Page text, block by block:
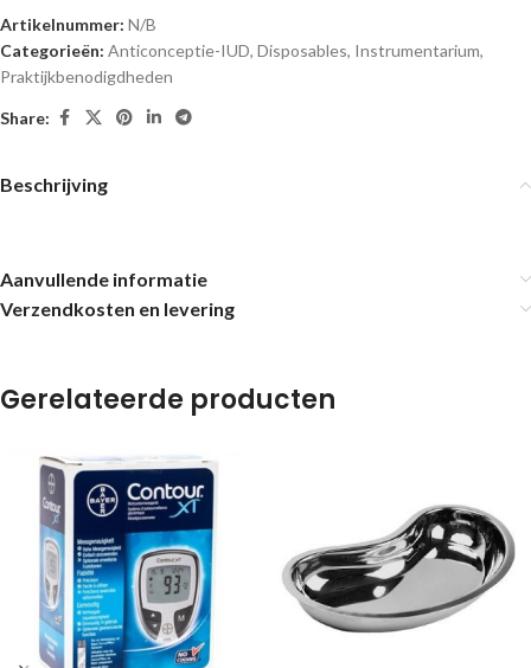
Artikelnummer: N/B
Categorieën: Anticonceptie-IUD, Disposables, Instrumentarium,
Praktijkbenodigdheden
Share:
Beschrijving
Aanvullende informatie
Verzendkosten en levering
Gerelateerde producten